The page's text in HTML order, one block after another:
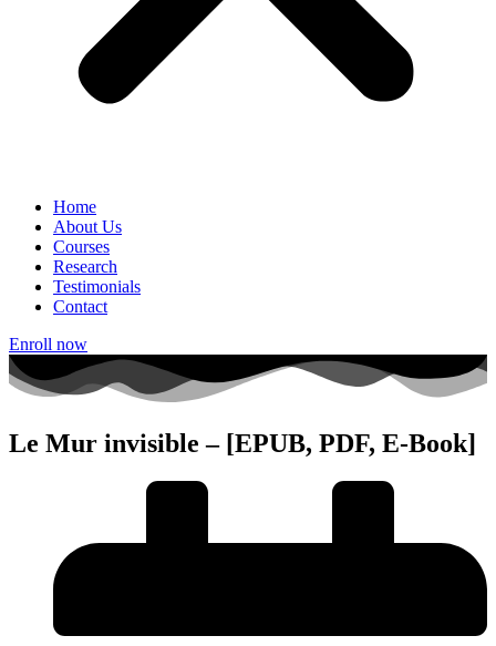
Home
About Us
Courses
Research
Testimonials
Contact
Enroll now
Le Mur invisible – [EPUB, PDF, E-Book]